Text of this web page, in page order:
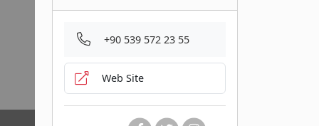
+90 539 572 23 55
Web Site